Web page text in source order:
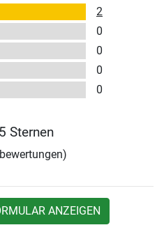
2
0
0
0
0
Sternen
ANZEIGEN